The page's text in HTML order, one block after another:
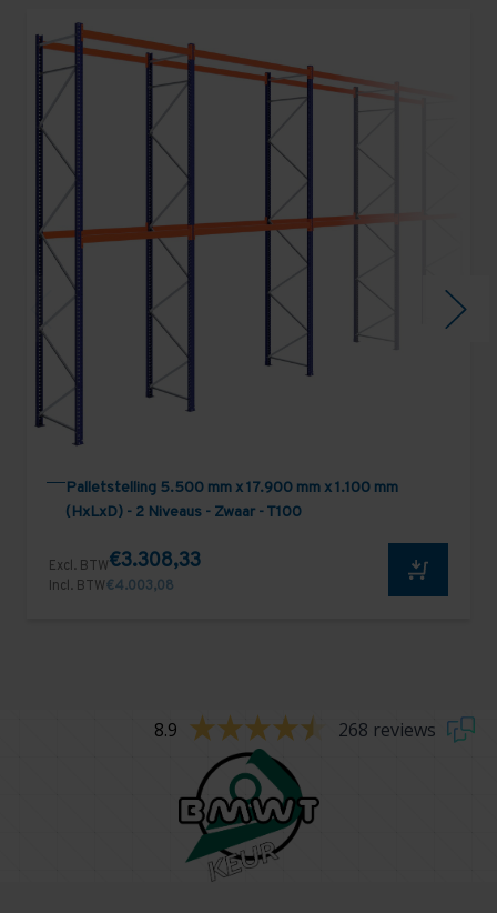
Palletstelling 5.500 mm x 17.900 mm x 1.100 mm
(HxLxD) - 2 Niveaus - Zwaar - T100
Excl. BTW€3.308,33
Incl. BTW€4.003,08
8.9 268 reviews